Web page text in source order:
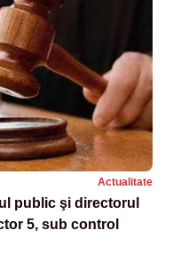
Actualitate
public şi directorul
5, sub control